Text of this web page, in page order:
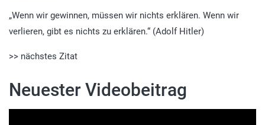
„Wenn wir gewinnen, müssen wir nichts erklären. Wenn wir
verlieren, gibt es nichts zu erklären.“ (Adolf Hitler)
>> nächstes Zitat
Neuester Videobeitrag